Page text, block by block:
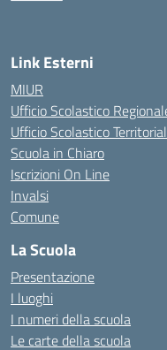
Link Esterni
MIUR
Ufficio Scolastico
Ufficio Scolastico
Scuola in Chiaro
Iscrizioni On Line
Invalsi
Comune
La Scuola
Presentazione
I luoghi
I numeri della scuola
Le carte della scuola